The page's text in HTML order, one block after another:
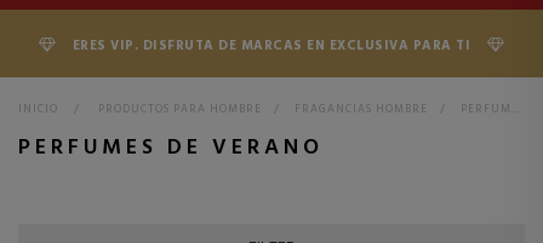
ERES VIP. DISFRUTA DE MARCAS EN EXCLUSIVA PARA TI
INICIO > PRODUCTOS PARA HOMBRE > FRAGANCIAS HOMBRE > PERFUMES DE VERANO
PERFUMES DE VERANO